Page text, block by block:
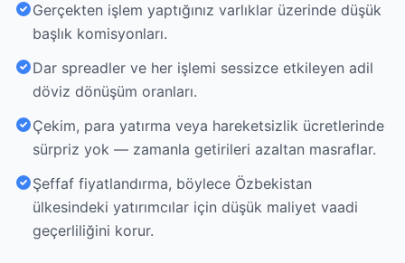
Gerçekten işlem yaptığınız varlıklar üzerinde düşük
başlık komisyonları.
Dar spreadler ve her işlemi sessizce etkileyen adil
döviz dönüşüm oranları.
Çekim, para yatırma veya hareketsizlik ücretlerinde
sürpriz yok — zamanla getirileri azaltan masraflar.
Şeffaf fiyatlandırma, böylece Özbekistan
ülkesindeki yatırımcılar için düşük maliyet vaadi
geçerliliğini korur.